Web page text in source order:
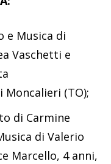
e Musica di
Vaschetti e
Moncalieri (TO);
di Carmine
di Valerio
Marcello, 4 anni,